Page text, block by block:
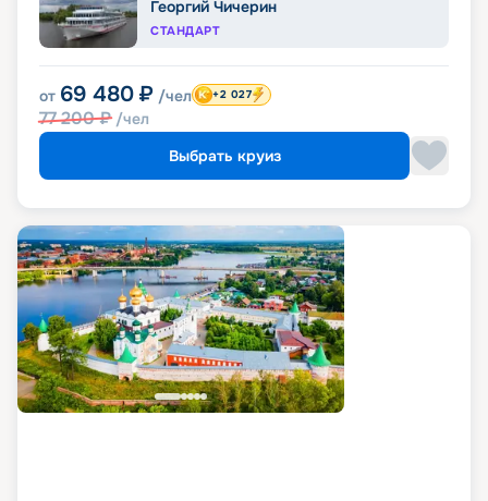
Георгий Чичерин
СТАНДАРТ
от 69 480 ₽ /чел
77 200₽ /чел
+2 027
Выбрать круиз